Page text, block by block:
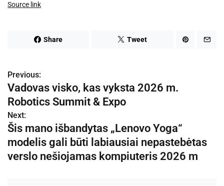
Source link
Share Tweet
N
a
v
i
g
Previous:
Vadovas visko, kas vyksta 2026 m.
Robotics Summit & Expo
Next:
Šis mano išbandytas „Lenovo Yoga“
modelis gali būti labiausiai nepastebėtas
verslo nešiojamas kompiuteris 2026 m